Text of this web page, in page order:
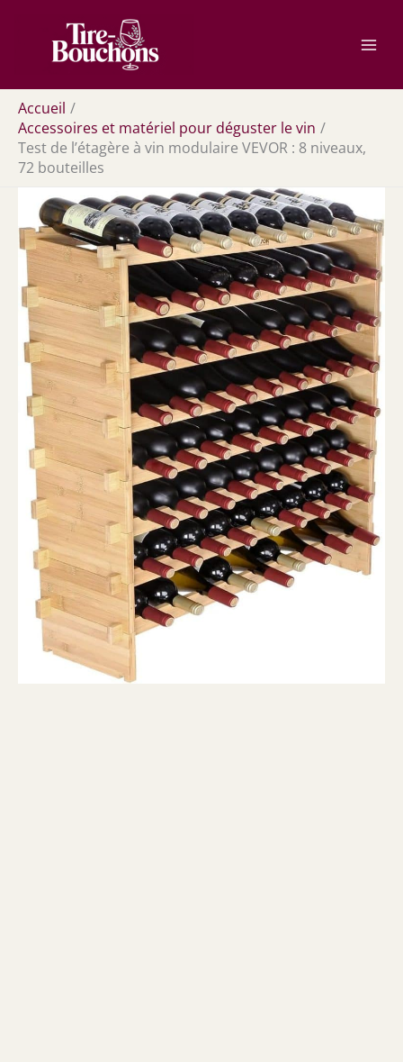
contenu
Accueil
Accessoires et matériel pour déguster le vin
Test de l’étagère à vin modulaire VEVOR : 8 niveaux,
72 bouteilles